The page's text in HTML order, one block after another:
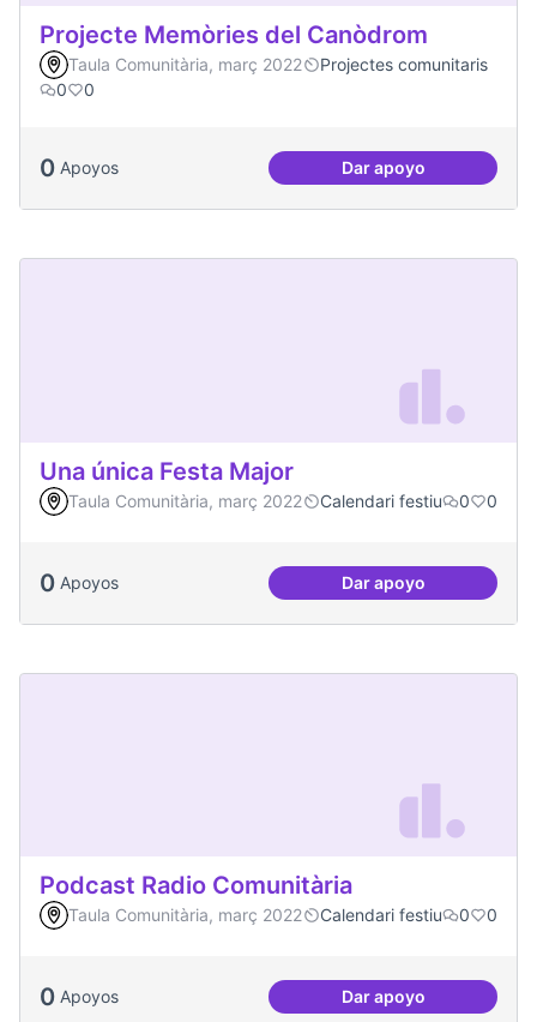
Projecte Memòries del Canòdrom
Taula Comunitària, març 2022
Projectes comunitaris
0
0
0 Apoyos Dar apoyo
Projecte
Una única Festa Major
Taula Comunitària, març 2022 Calendari festiu 0 0
0 Apoyos Dar apoyoUna única Festa
Podcast Radio Comunitària
Taula Comunitària, març 2022 Calendari festiu 0 0
0 Apoyos Dar apoyoPodcast Radio